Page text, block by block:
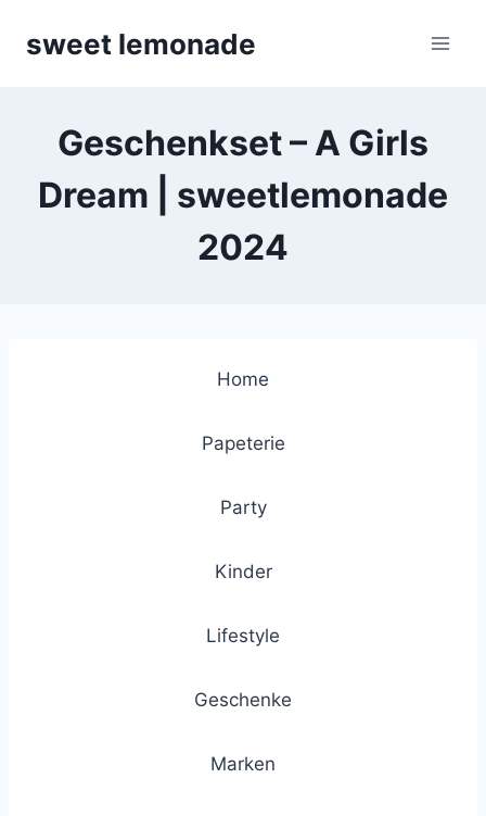
sweet lemonade
Geschenkset – A Girls
Dream | sweetlemonade
2024
Home
Papeterie
Party
Kinder
Lifestyle
Geschenke
Marken